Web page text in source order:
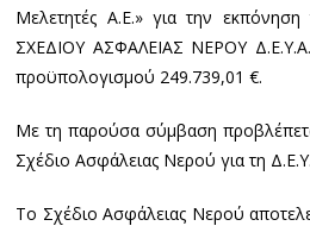
Μελετητές Α.Ε.» για την
ΣΧΕΔΙΟΥ ΑΣΦΑΛΕΙΑΣ ΝΕΡΟΥ
προϋπολογισμού 249.739,01 €.
Με τη παρούσα σύμβαση
Σχέδιο Ασφάλειας Νερού για τη
Το Σχέδιο Ασφάλειας Νερού